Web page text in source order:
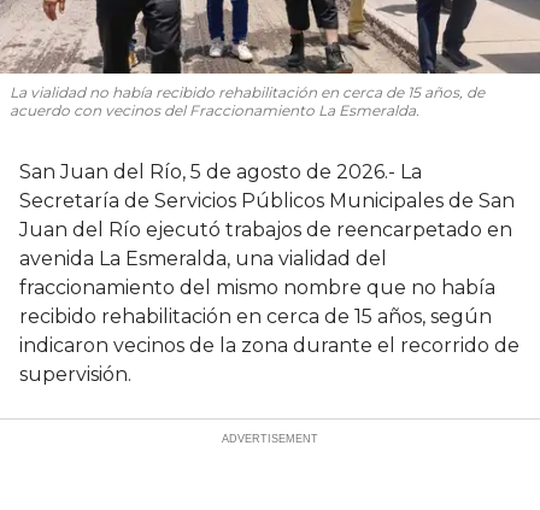
La vialidad no había recibido rehabilitación en cerca de 15 años, de
acuerdo con vecinos del Fraccionamiento La Esmeralda.
San Juan del Río, 5 de agosto de 2026.- La
Secretaría de Servicios Públicos Municipales de San
Juan del Río ejecutó trabajos de reencarpetado en
avenida La Esmeralda, una vialidad del
fraccionamiento del mismo nombre que no había
recibido rehabilitación en cerca de 15 años, según
indicaron vecinos de la zona durante el recorrido de
supervisión.